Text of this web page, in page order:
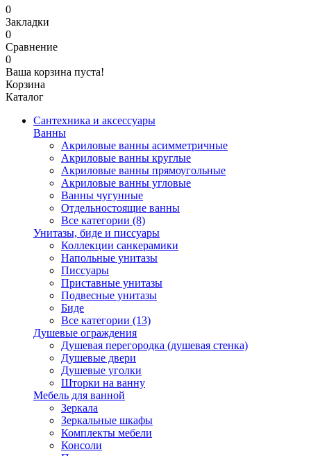
0
Закладки
0
Сравнение
0
Ваша корзина пуста!
Корзина
Каталог
Сантехника и аксессуары
Ванны
Акриловые ванны асимметричные
Акриловые ванны круглые
Акриловые ванны прямоугольные
Акриловые ванны угловые
Ванны чугунные
Отдельностоящие ванны
Все категории (8)
Унитазы, биде и писсуары
Коллекции санкерамики
Напольные унитазы
Писсуары
Приставные унитазы
Подвесные унитазы
Биде
Все категории (13)
Душевые ограждения
Душевая перегородка (душевая стенка)
Душевые двери
Душевые уголки
Шторки на ванну
Мебель для ванной
Зеркала
Зеркальные шкафы
Комплекты мебели
Консоли